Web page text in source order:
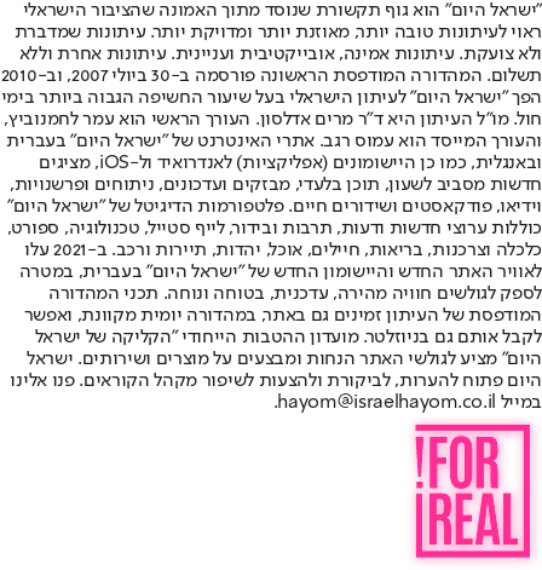
"ישראל היום" הוא גוף תקשורת שנוסד מתוך האמונה שהציבור הישראלי
ראוי לעיתונות טובה יותר, מאוזנת יותר ומדויקת יותר. עיתונות שמדברת
ולא צועקת. עיתונות אמינה, אובייקטיבית ועניינית. עיתונות אחרת וללא
תשלום. המהדורה המודפסת הראשונה פורסמה ב-30 ביולי 2007, וב-2010
הפך "ישראל היום" לעיתון הישראלי בעל שיעור החשיפה הגבוה ביותר בימי
חול. מו"ל העיתון היא ד"ר מרים אדלסון. העורך הראשי הוא עמר לחמנוביץ,
והעורך המייסד הוא עמוס רגב. אתרי האינטרנט של "ישראל היום" בעברית
ובאנגלית, כמו כן היישומונים (אפליקציות) לאנדרואיד ול-iOS, מציגים
חדשות מסביב לשעון, תוכן בלעדי, מבזקים ועדכונים, ניתוחים ופרשנויות,
וידיאו, פודקאסטים ושידורים חיים. פלטפורמות הדיגיטל של "ישראל היום"
כוללות ערוצי חדשות ודעות, תרבות ובידור, לייף סטייל, טכנולוגיה, ספורט,
כלכלה וצרכנות, בריאות, חיילים, אוכל, יהדות, תיירות ורכב. ב-2021 עלו
לאוויר האתר החדש והיישומון החדש של "ישראל היום" בעברית, במטרה
לספק לגולשים חוויה מהירה, עדכנית, בטוחה ונוחה. תכני המהדורה
המודפסת של העיתון זמינים גם באתר, במהדורה יומית מקוונת, ואפשר
לקבל אותם גם בניוזלטר. מועדון ההטבות הייחודי "הקליקה של ישראל
היום" מציע לגולשי האתר הנחות ומבצעים על מוצרים ושירותים. ישראל
היום פתוח להערות, לביקורת ולהצעות לשיפור מקהל הקוראים. פנו אלינו
במייל hayom@israelhayom.co.il.